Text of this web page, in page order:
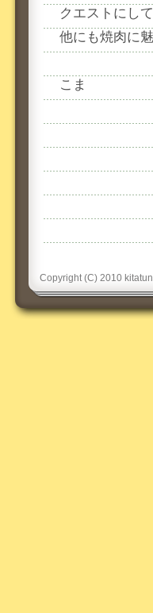
クエストにし
他にも焼肉に
こま
Copyright (C) 2010